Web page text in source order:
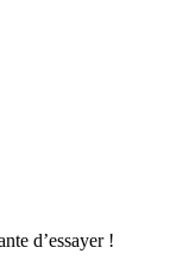
d’essayer !